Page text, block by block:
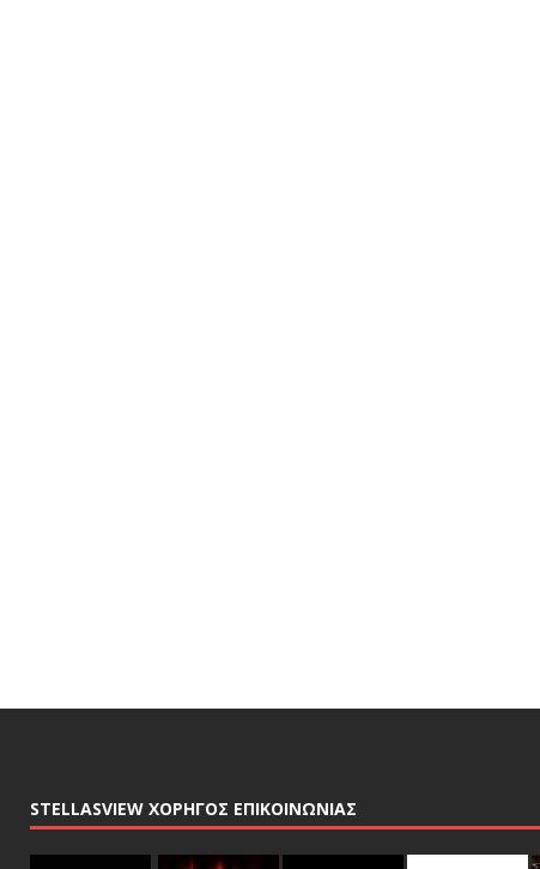
STELLASVIEW ΧΟΡΗΓΟΣ ΕΠΙΚΟΙΝΩΝΙΑΣ